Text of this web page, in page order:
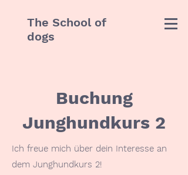
The School of
dogs
Buchung
Junghundkurs 2
Ich freue mich über dein Interesse an
dem Junghundkurs 2!